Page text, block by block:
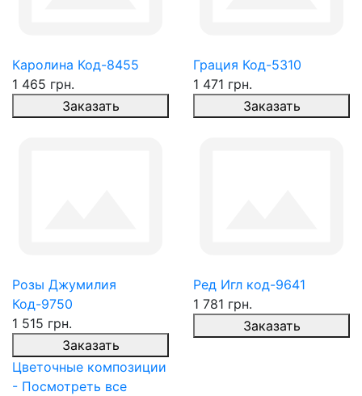
Каролина Код-8455
1 465 грн.
Заказать
Грация Код-5310
1 471 грн.
Заказать
Розы Джумилия
Код-9750
1 515 грн.
Заказать
Ред Игл код-9641
1 781 грн.
Заказать
Цветочные композиции
- Посмотреть все